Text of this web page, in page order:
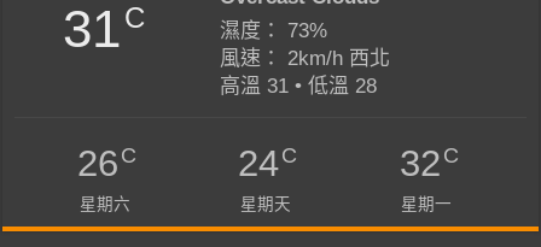
31C
濕度： 73%
風速： 2km/h 西北
高溫 31 • 低溫 28
26C
星期六
24C
星期天
32C
星期一